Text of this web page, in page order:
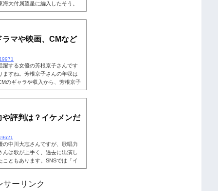
大付属望星に編入したそう。
学校の偏差値はどのくらいなの
学校の偏差値を詳しく深堀して
校からお話しします。芳根京子
マや映画、CMなど
躍する女優の芳根京子さんです
ますね。芳根京子さんの年収は
のギャラや収入から、芳根京子
も読まれています。芳根京子の
りだこな若手女優・芳根京子さ
根京子さんは、いくらくらいの
評判は？イケメンだ
の中川大志さんですが、歌唱力
は歌が上手く、過去に出演し
ともあります。SNSでは「イ
ていました。中川大志さんの歌
々なドラマ・映画で活躍してい
サーリンク